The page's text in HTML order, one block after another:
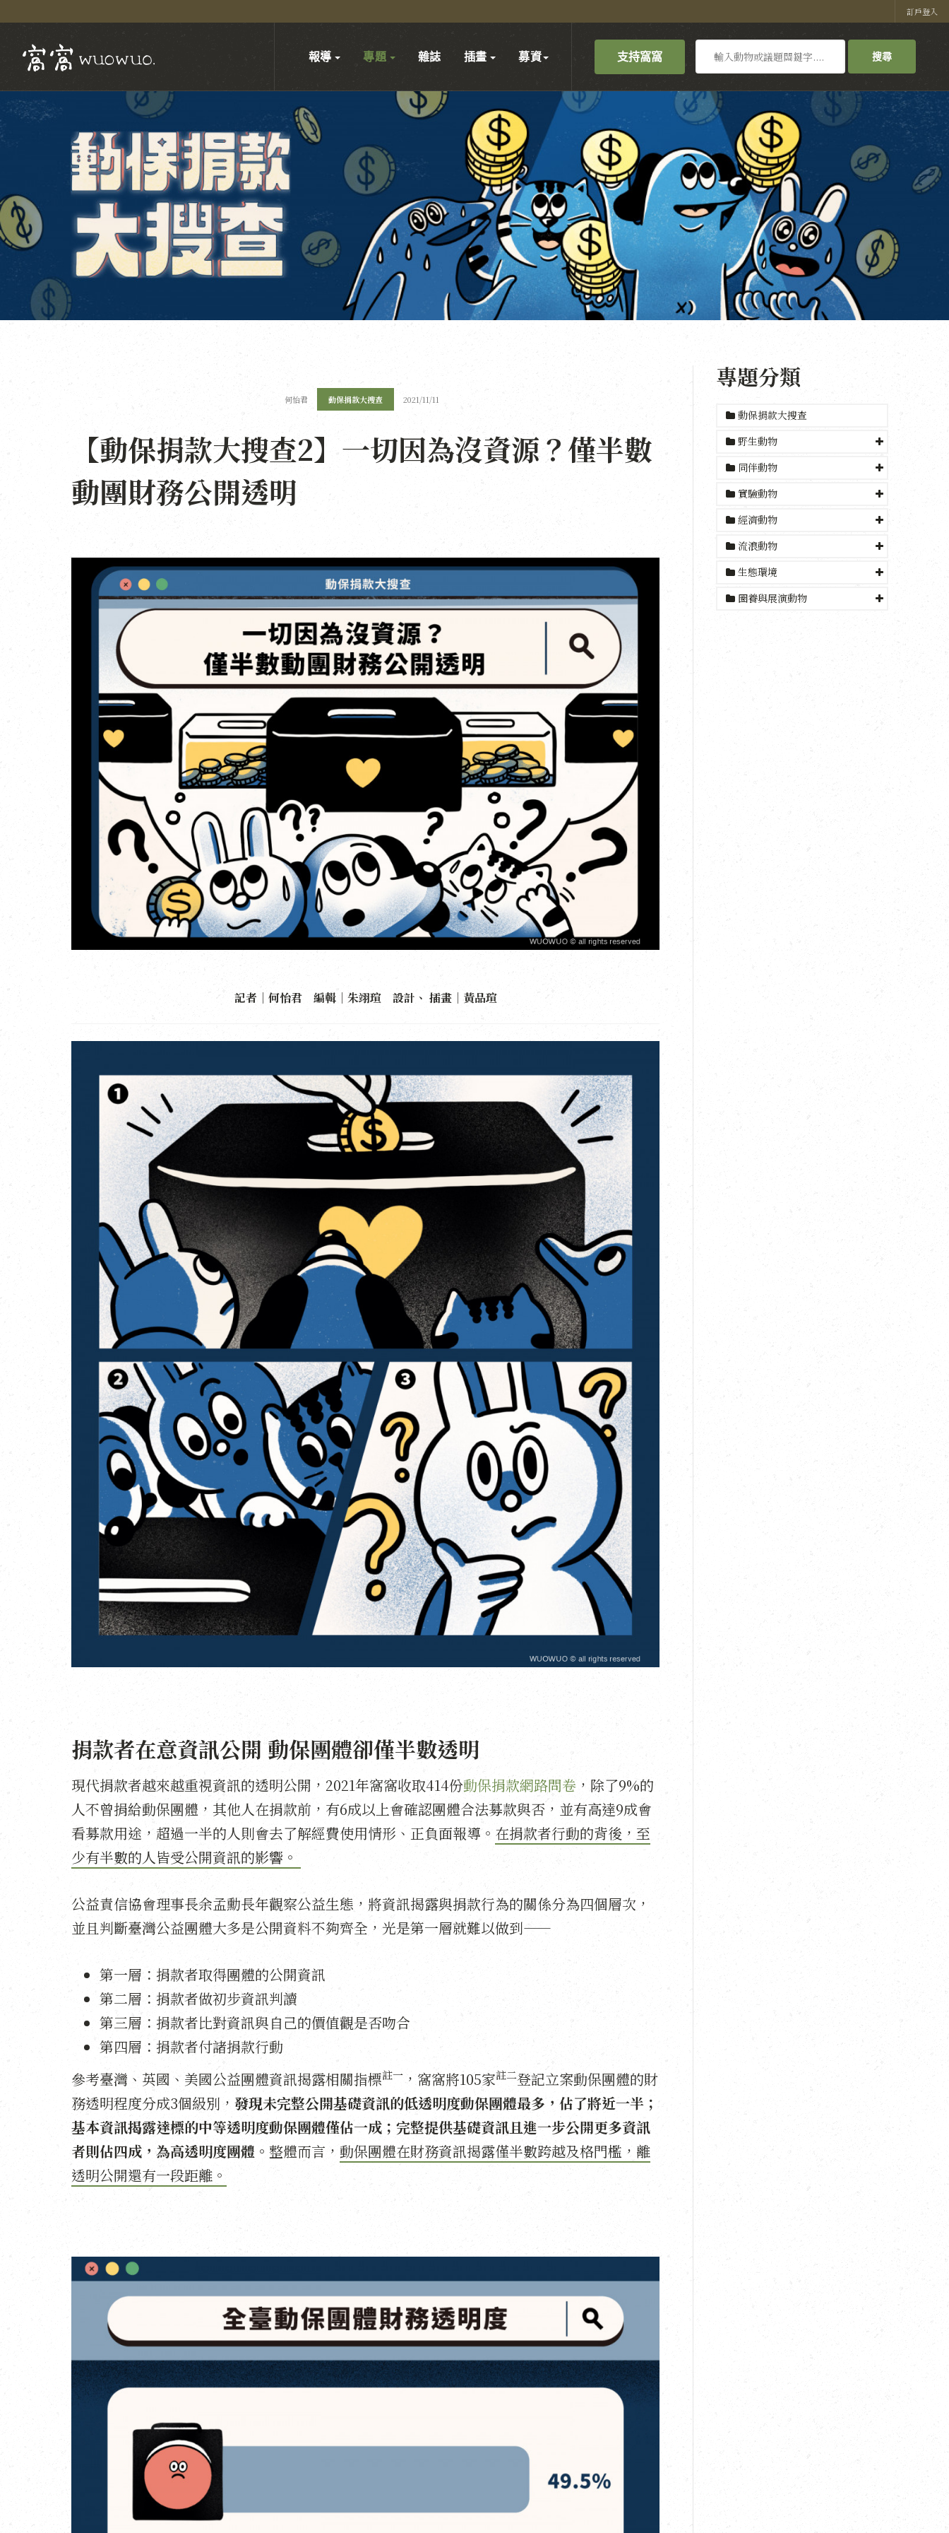
訂戶登入
支持窩窩
尋
搜尋
報導 專題 雜誌 插畫 募資
何怡君 動保捐款大搜查 2021/11/11
【動保捐款大搜查2】一切因為沒資源？僅半數
動團財務公開透明
記者｜何怡君 編輯｜朱翊瑄 設計、 插畫｜黃品瑄
捐款者在意資訊公開 動保團體卻僅半數透明
現代捐款者越來越重視資訊的透明公開，2021年窩窩收取414份動保捐款網路問卷 ，除了9%的
人不曾捐給動保團體，其他人在捐款前，有6成以上會確認團體合法募款與否，並有高達9成會
看募款用途，超過一半的人則會去了解經費使用情形、正負面報導。 在捐款者行動的背後，至
少有半數的人皆受公開資訊的影響。
公益責信協會理事長余孟勳長年觀察公益生態，將資訊揭露與捐款行為的關係分為四個層次，
並且判斷臺灣公益團體大多是公開資料不夠齊全，光是第一層就難以做到——
第一層：捐款者取得團體的公開資訊
第二層：捐款者做初步資訊判讀
第三層：捐款者比對資訊與自己的價值觀是否吻合
第四層：捐款者付諸捐款行動
參考臺灣、英國、美國公益團體資訊揭露相關指標註一 ，窩窩將105家註二登記立案動保團體的財
務透明程度分成3個級別， 發現未完整公開基礎資訊的低透明度動保團體最多，佔了將近一半；
基本資訊揭露達標的中等透明度動保團體僅佔一成；完整提供基礎資訊且進一步公開更多資訊
者則佔四成，為高透明度團體。 整體而言， 動保團體在財務資訊揭露僅半數跨越及格門檻，離
透明公開還有一段距離。
專題分類
動保捐款大搜查
野生動物
同伴動物
實驗動物
經濟動物
流浪動物
生態環境
圈養與展演動物